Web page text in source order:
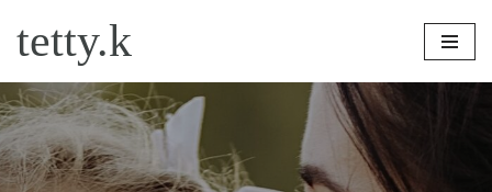
Zum
Inhalt
springen
tetty.k